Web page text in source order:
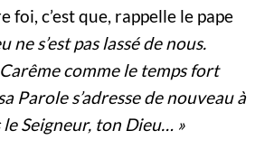
foi, c’est que, rappelle le pape
ne s’est pas lassé de nous.
comme le temps fort
Parole s’adresse de nouveau à
le Seigneur, ton Dieu… »